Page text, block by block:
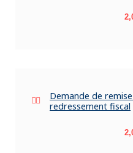
Demande de
redressement fiscal